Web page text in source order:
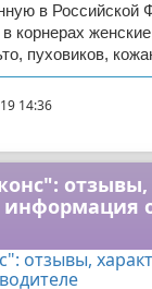
в Российской
корнерах
пуховиков,
14:36
отзывы,
информация